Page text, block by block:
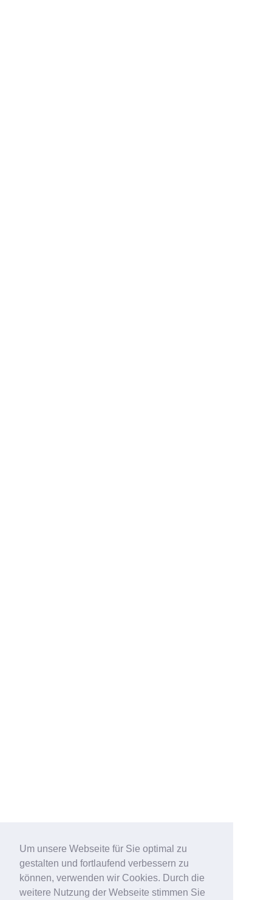
Um unsere Webseite für Sie optimal zu
gestalten und fortlaufend verbessern zu
können, verwenden wir Cookies. Durch die
weitere Nutzung der Webseite stimmen Sie